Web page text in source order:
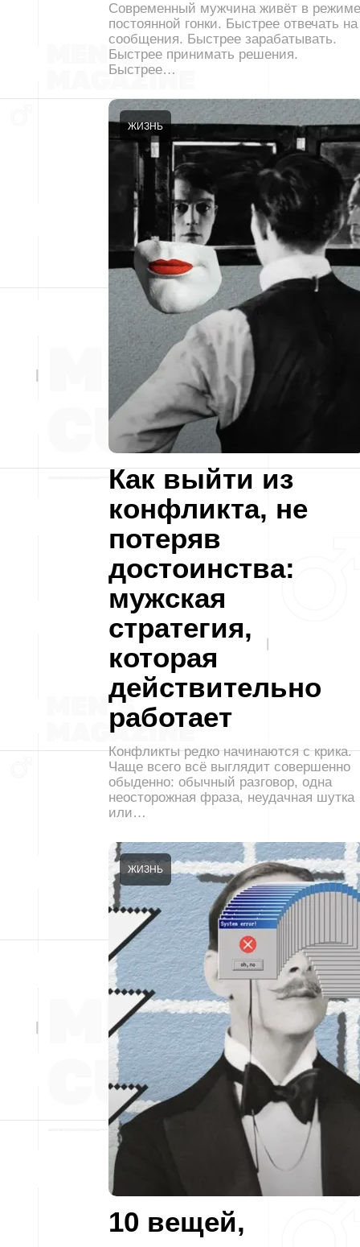
Современный мужчина живёт в режиме
постоянной гонки. Быстрее отвечать на
сообщения. Быстрее зарабатывать.
Быстрее принимать решения.
Быстрее…
Как выйти из
конфликта, не
потеряв
достоинства:
мужская
стратегия,
которая
действительно
работает
ЖИЗНЬ
Конфликты редко начинаются с крика.
Чаще всего всё выглядит совершенно
обыденно: обычный разговор, одна
неосторожная фраза, неудачная шутка
или…
10 вещей,
ЖИЗНЬ